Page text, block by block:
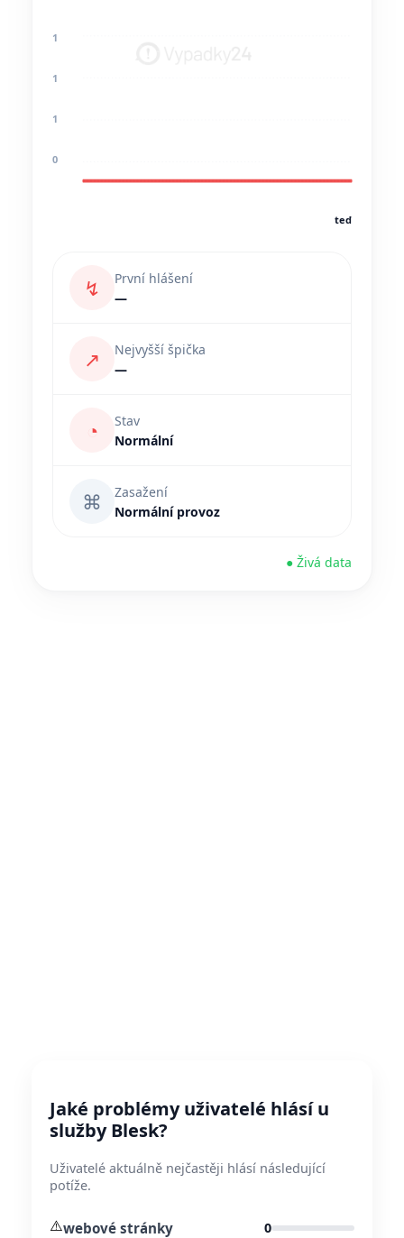
1
1
1
0
teď
↯
První hlášení
—
↗
Nejvyšší špička
—
◔
Stav
Normální
⌘
Zasažení
Normální provoz
● Živá data
Jaké problémy uživatelé hlásí u
služby Blesk?
Uživatelé aktuálně nejčastěji hlásí následující
potíže.
⚠️webové stránky 0